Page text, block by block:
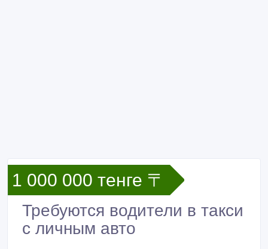
1 000 000 тенге 〒
Требуются водители в такси
с личным авто